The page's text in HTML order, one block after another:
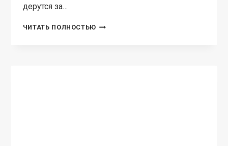
дерутся за…
ЧИТАТЬ ПОЛНОСТЬЮ ПЕРВЫЙ